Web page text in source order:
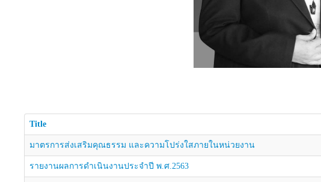
Title
มาตรการส่งเสริมคุณธรรม และความโปร่งใสภายในหน่วยงาน
รายงานผลการดำเนินงานประจำปี พ.ศ.2563